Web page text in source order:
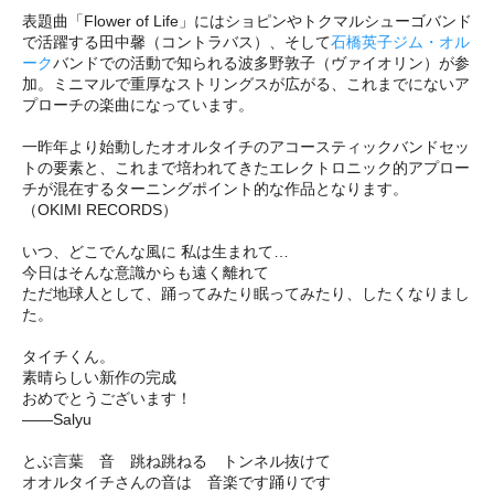
表題曲「Flower of Life」にはショピンやトクマルシューゴバンド
で活躍する田中馨（コントラバス）、そして石橋英子ジム・オル
ークバンドでの活動で知られる波多野敦子（ヴァイオリン）が参
加。ミニマルで重厚なストリングスが広がる、これまでにないア
プローチの楽曲になっています。
一昨年より始動したオオルタイチのアコースティックバンドセッ
トの要素と、これまで培われてきたエレクトロニック的アプロー
チが混在するターニングポイント的な作品となります。
（OKIMI RECORDS）
いつ、どこでんな風に 私は生まれて…
今日はそんな意識からも遠く離れて
ただ地球人として、踊ってみたり眠ってみたり、したくなりまし
た。
タイチくん。
素晴らしい新作の完成
おめでとうございます！
――Salyu
とぶ言葉 音 跳ね跳ねる トンネル抜けて
オオルタイチさんの音は 音楽です踊りです